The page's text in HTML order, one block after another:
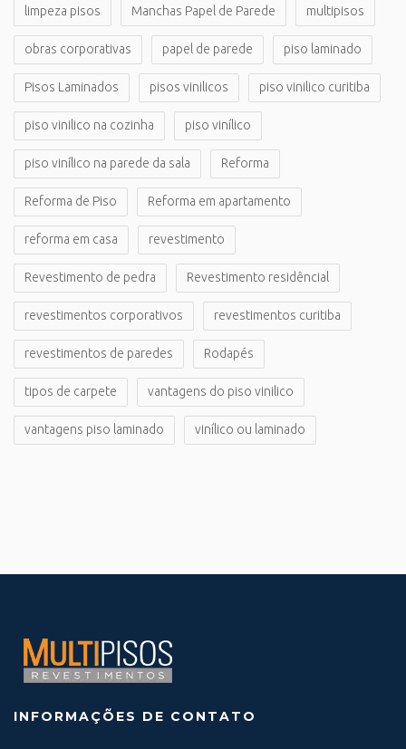
limpeza pisos Manchas Papel de Parede multipisos
obras corporativas papel de parede piso laminado
Pisos Laminados pisos vinilicos piso vinilico curitiba
piso vinilico na cozinha piso vinílico
piso vinílico na parede da sala Reforma
Reforma de Piso Reforma em apartamento
reforma em casa revestimento
Revestimento de pedra Revestimento residêncial
revestimentos corporativos revestimentos curitiba
revestimentos de paredes Rodapés
tipos de carpete vantagens do piso vinilico
vantagens piso laminado vinílico ou laminado
INFORMAÇÕES DE CONTATO